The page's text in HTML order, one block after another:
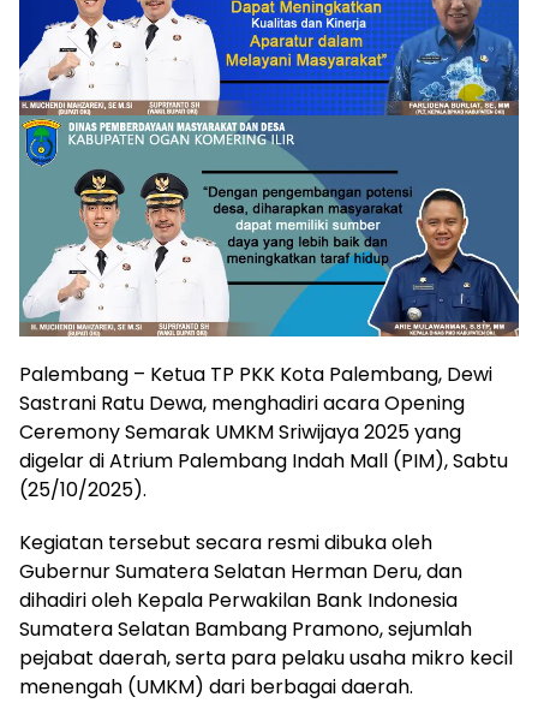
Palembang – Ketua TP PKK Kota Palembang, Dewi
Sastrani Ratu Dewa, menghadiri acara Opening
Ceremony Semarak UMKM Sriwijaya 2025 yang
digelar di Atrium Palembang Indah Mall (PIM), Sabtu
(25/10/2025).
Kegiatan tersebut secara resmi dibuka oleh
Gubernur Sumatera Selatan Herman Deru, dan
dihadiri oleh Kepala Perwakilan Bank Indonesia
Sumatera Selatan Bambang Pramono, sejumlah
pejabat daerah, serta para pelaku usaha mikro kecil
menengah (UMKM) dari berbagai daerah.